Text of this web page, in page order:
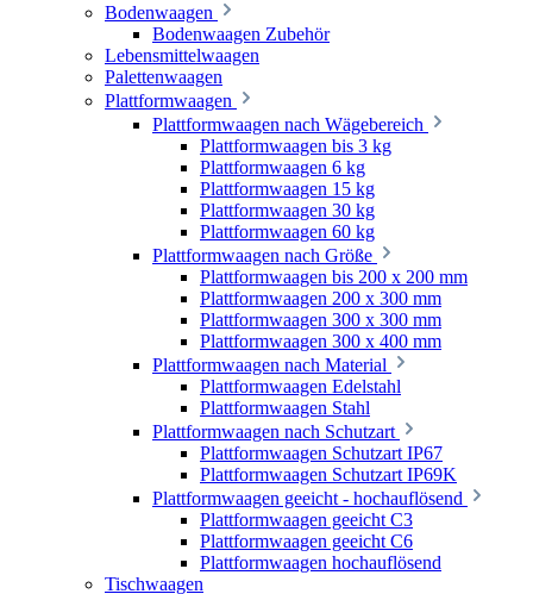
Bodenwaagen
Bodenwaagen Zubehör
Lebensmittelwaagen
Palettenwaagen
Plattformwaagen
Plattformwaagen nach Wägebereich
Plattformwaagen bis 3 kg
Plattformwaagen 6 kg
Plattformwaagen 15 kg
Plattformwaagen 30 kg
Plattformwaagen 60 kg
Plattformwaagen nach Größe
Plattformwaagen bis 200 x 200 mm
Plattformwaagen 200 x 300 mm
Plattformwaagen 300 x 300 mm
Plattformwaagen 300 x 400 mm
Plattformwaagen nach Material
Plattformwaagen Edelstahl
Plattformwaagen Stahl
Plattformwaagen nach Schutzart
Plattformwaagen Schutzart IP67
Plattformwaagen Schutzart IP69K
Plattformwaagen geeicht - hochauflösend
Plattformwaagen geeicht C3
Plattformwaagen geeicht C6
Plattformwaagen hochauflösend
Tischwaagen